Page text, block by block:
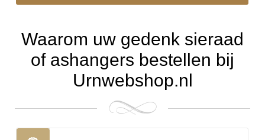
Waarom uw gedenk sieraad
of ashangers bestellen bij
Urnwebshop.nl